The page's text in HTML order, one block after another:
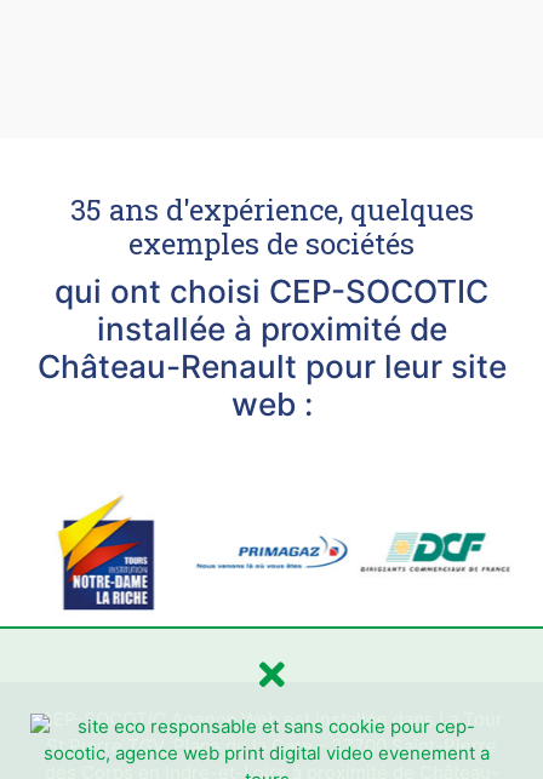
35 ans d'expérience, quelques
exemples de sociétés
qui ont choisi CEP-SOCOTIC
installée à proximité de
Château-Renault pour leur site
web :
CEP-SOCOTIC Agence Web est installée dans La Tour
St Pierre TGV, Place de la Gare - 37700 Saint-Pierre
des Corps en Indre-et-Loire à proximité de Château-